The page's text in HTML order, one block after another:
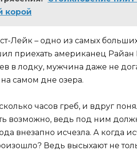
корой
Лейк – одно из самых
приехать американец Райан
в лодку, мужчина даже не
самом дне озера.
часов греб, и вдруг
возможно, ведь под ним
внезапно исчезла. А когда
Ведь высыхают не